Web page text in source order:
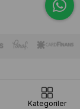
Kategoriler